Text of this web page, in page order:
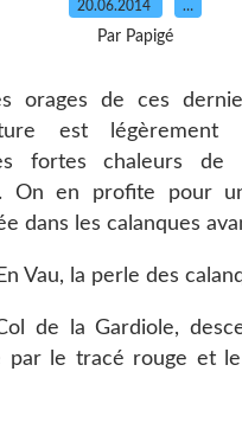
20.06.2014 …
Par Papigé
orages de ces
est légèrement
fortes chaleurs de
On en profite pour
dans les calanques
Vau, la perle des
de la Gardiole,
par le tracé rouge et